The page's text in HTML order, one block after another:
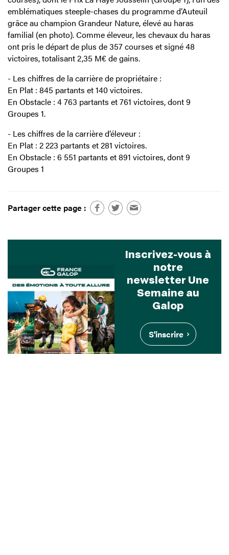
emblématiques steeple-chases du programme d’Auteuil
grâce au champion Grandeur Nature, élevé au haras
familial (en photo). Comme éleveur, les chevaux du haras
ont pris le départ de plus de 357 courses et signé 48
victoires, totalisant 2,35 M€ de gains.
- Les chiffres de la carrière de propriétaire :
En Plat : 845 partants et 140 victoires.
En Obstacle : 4 763 partants et 761 victoires, dont 9
Groupes 1.
- Les chiffres de la carrière d’éleveur :
En Plat : 2 223 partants et 281 victoires.
En Obstacle : 6 551 partants et 891 victoires, dont 9
Groupes 1
Partager cette page :
Inscrivez-vous à
notre
newsletter Une
Semaine au
Galop
S'inscrire